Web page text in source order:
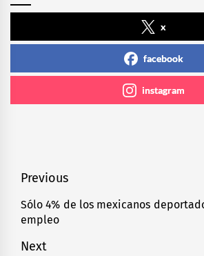
x
facebook
instagram
Navegación
de
entradas
Previous
Previous
post:
Sólo 4% de los mexicanos
empleo
Next